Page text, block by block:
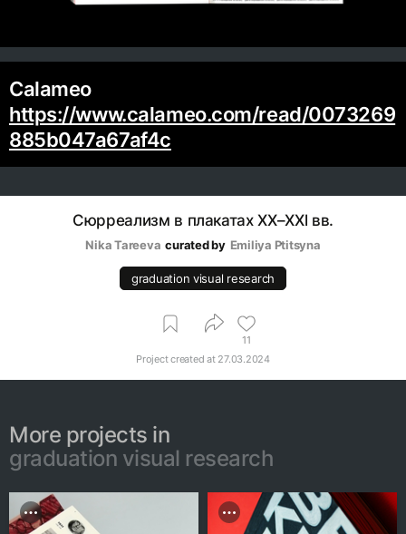
Calameo
https://www.calameo.com/read/0073269
885b047a67af4c
Сюрреализм в плакатах XX–XXl вв.
Nika Tareeva curated by Emiliya Ptitsyna
graduation visual research
11
Project created at 27.03.2024
More projects in
graduation visual research